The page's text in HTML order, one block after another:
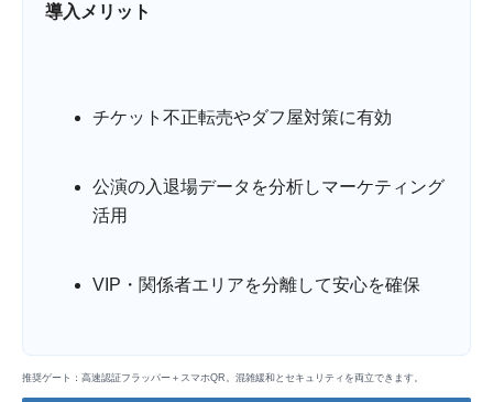
導入メリット
チケット不正転売やダフ屋対策に有効
公演の入退場データを分析しマーケティング
活用
VIP・関係者エリアを分離して安心を確保
推奨ゲート：高速認証フラッパー＋スマホQR。混雑緩和とセキュリティを両立できます。